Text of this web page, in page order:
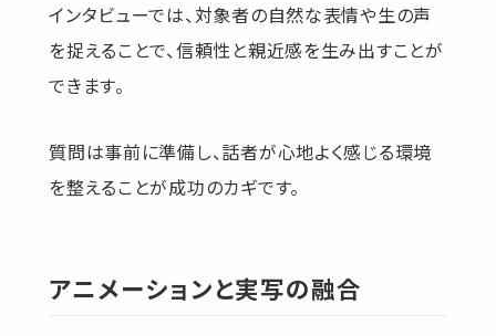
インタビューでは、対象者の自然な表情や生の声
を捉えることで、信頼性と親近感を生み出すことが
できます。
質問は事前に準備し、話者が心地よく感じる環境
を整えることが成功のカギです。
アニメーションと実写の融合